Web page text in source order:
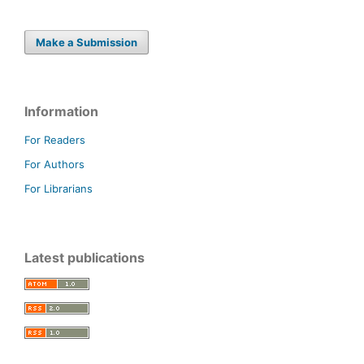
Make a Submission
Information
For Readers
For Authors
For Librarians
Latest publications